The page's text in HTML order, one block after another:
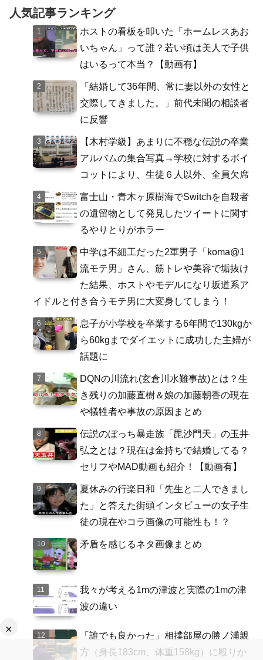
×
人気記事ランキング
ホストの看板を叩いた「ホームレスあお
いちゃん」って誰？若い頃は美人で子供
はいるって本当？【動画有】
「結婚して36年間、常に妻以外の女性と
交際してきました。」前代未聞の相談者
に反響
【木村学級】あまりに不穏な伝説の卒業
アルバムの集合写真→学校に対するボイ
コットにより、生徒６人以外、全員欠席
富士山・青木ヶ原樹海でSwitchを自殺者
の遺留物として発見したツイートに関す
るやりとりがホラー
中学は不細工だった2軍男子「koma@1
流モテ男」さん、筋トレや美容で垢抜け
た結果、ホストやモデルになり坂道系ア
イドルと付き合うモテ男に大変身してしまう！
息子が小学校を卒業する6年間で130kgか
ら60kgまでダイエットに成功した主婦が
話題に
DQNの川流れ(玄倉川水難事故)とは？生
き残りの加藤直樹＆娘の加藤朝香の現在
や犠牲者や事故の原因まとめ
伝説のぼっち暴走族「毘沙門天」の玉井
弘之とは？現在は金持ちで結婚してる？
セリフやMAD動画も紹介！【動画有】
夏休みの行楽日和「先生と二人できまし
た」と答えた街頭インタビューの女子生
徒の現在やコラ画像の可能性も！？
矛盾を感じるネタ画像まとめ
我々が考える1mの津波と実際の1mの津
波の違い
「誰でも良かった」相撲部屋の勝ノ浦親
方（身長183cm、体重158kg）に殴りか